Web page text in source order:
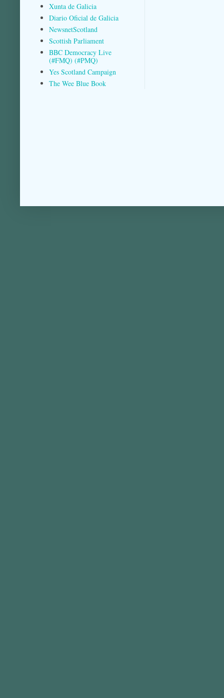
Xunta de Galicia
Diario Oficial de Galicia
NewsnetScotland
Scottish Parliament
BBC Democracy Live
(#FMQ) (#PMQ)
Yes Scotland Campaign
The Wee Blue Book